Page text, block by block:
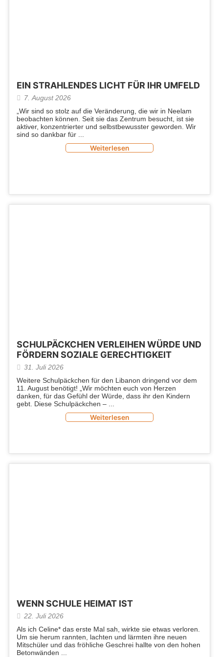
EIN STRAHLENDES LICHT FÜR IHR UMFELD
7. August 2026
„Wir sind so stolz auf die Veränderung, die wir in Neelam
beobachten können. Seit sie das Zentrum besucht, ist sie
aktiver, konzentrierter und selbstbewusster geworden. Wir
sind so dankbar für
Weiterlesen
SCHULPÄCKCHEN VERLEIHEN WÜRDE UND
FÖRDERN SOZIALE GERECHTIGKEIT
31. Juli 2026
Weitere Schulpäckchen für den Libanon dringend vor dem
11. August benötigt! „Wir möchten euch von Herzen
danken, für das Gefühl der Würde, dass ihr den Kindern
gebt. Diese Schulpäckchen –
Weiterlesen
WENN SCHULE HEIMAT IST
22. Juli 2026
Als ich Celine* das erste Mal sah, wirkte sie etwas verloren.
Um sie herum rannten, lachten und lärmten ihre neuen
Mitschüler und das fröhliche Geschrei hallte von den hohen
Betonwänden